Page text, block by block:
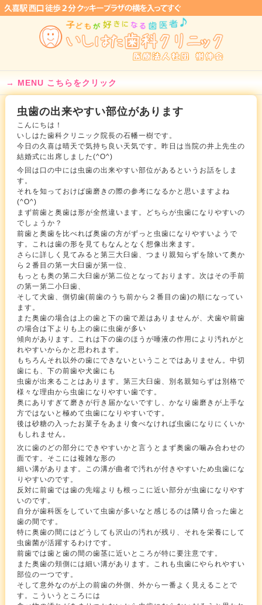
MENU こちらをクリック
虫歯の出来やすい部位があります
こんにちは！
いしはた歯科クリニック院長の石幡一樹です。
今日の久喜は晴天で気持ち良い天気です。昨日は当院の井上先生の
結婚式に出席しました(^O^)
今回は口の中には虫歯の出来やすい部位があるというお話をしま
す。
それを知っておけば歯磨きの際の参考になるかと思いますよね
(^O^)
まず前歯と奥歯は形が全然違います。どちらが虫歯になりやすいの
でしょうか？
前歯と奥歯を比べれば奥歯の方がずっと虫歯になりやすいようで
す。これは歯の形を見てもなんとなく想像出来ます。
さらに詳しく見てみると第三大臼歯、つまり親知らずを除いて奥か
ら２番目の第一大臼歯が第一位、
もっとも奥の第二大臼歯が第二位となっております。次はその手前
の第一第二小臼歯、
そして犬歯、側切歯(前歯のうち前から２番目の歯)の順になってい
ます。
また奥歯の場合は上の歯と下の歯で差はありませんが、犬歯や前歯
の場合は下よりも上の歯に虫歯が多い
傾向があります。これは下の歯のほうが唾液の作用により汚れがと
れやすいからかと思われます。
もちろんそれ以外の歯にできないということではありません。中切
歯にも、下の前歯や犬歯にも
虫歯が出来ることはあります。第三大臼歯、別名親知らずは別格で
様々な理由から虫歯になりやすい歯です。
奥にありすぎて磨きが行き届かないですし、かなり歯磨きが上手な
方ではないと極めて虫歯になりやすいです。
後は砂糖の入ったお菓子をあまり食べなければ虫歯になりにくいか
もしれません。
次に歯のどの部分にできやすいかと言うとまず奥歯の噛み合わせの
面です。そこには複雑な形の
細い溝があります。この溝が曲者で汚れが付きやすいため虫歯にな
りやすいのです。
反対に前歯では歯の先端よりも根っこに近い部分が虫歯になりやす
いのです。
自分が歯科医をしていて虫歯が多いなと感じるのは隣り合った歯と
歯の間です。
特に奥歯の間にはどうしても沢山の汚れが残り、それを栄養にして
虫歯菌が活躍するわけです。
前歯では歯と歯の間の歯茎に近いところが特に要注意です。
また奥歯の頬側には細い溝があります。これも虫歯にやられやすい
部位の一つです。
そして意外なのが上の前歯の外側、外から一番よく見えることで
す。こういうところには